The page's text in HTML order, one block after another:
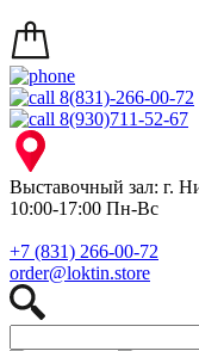
8(831)-266-00-72
8(930)711-52-67
Выставочный зал: г.
10:00-17:00 Пн-Вс
+7 (831) 266-00-72
order@loktin.store